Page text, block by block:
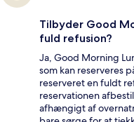
Tilbyder Good
fuld refusion?
Ja, Good Morning
som kan reserveres
reserveret en fuldt
reservationen
afhængigt af